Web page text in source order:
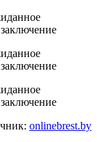
onlinebrest.by